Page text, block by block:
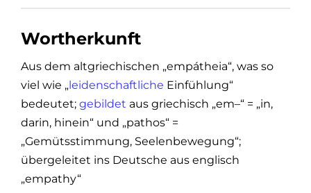
Wortherkunft
Aus dem altgriechischen „empátheia“, was so
viel wie „ leidenschaftliche Einfühlung“
bedeutet; gebildet aus griechisch „em–“ = „in,
darin, hinein“ und „pathos“ =
„Gemütsstimmung, Seelenbewegung“;
übergeleitet ins Deutsche aus englisch
„empathy“